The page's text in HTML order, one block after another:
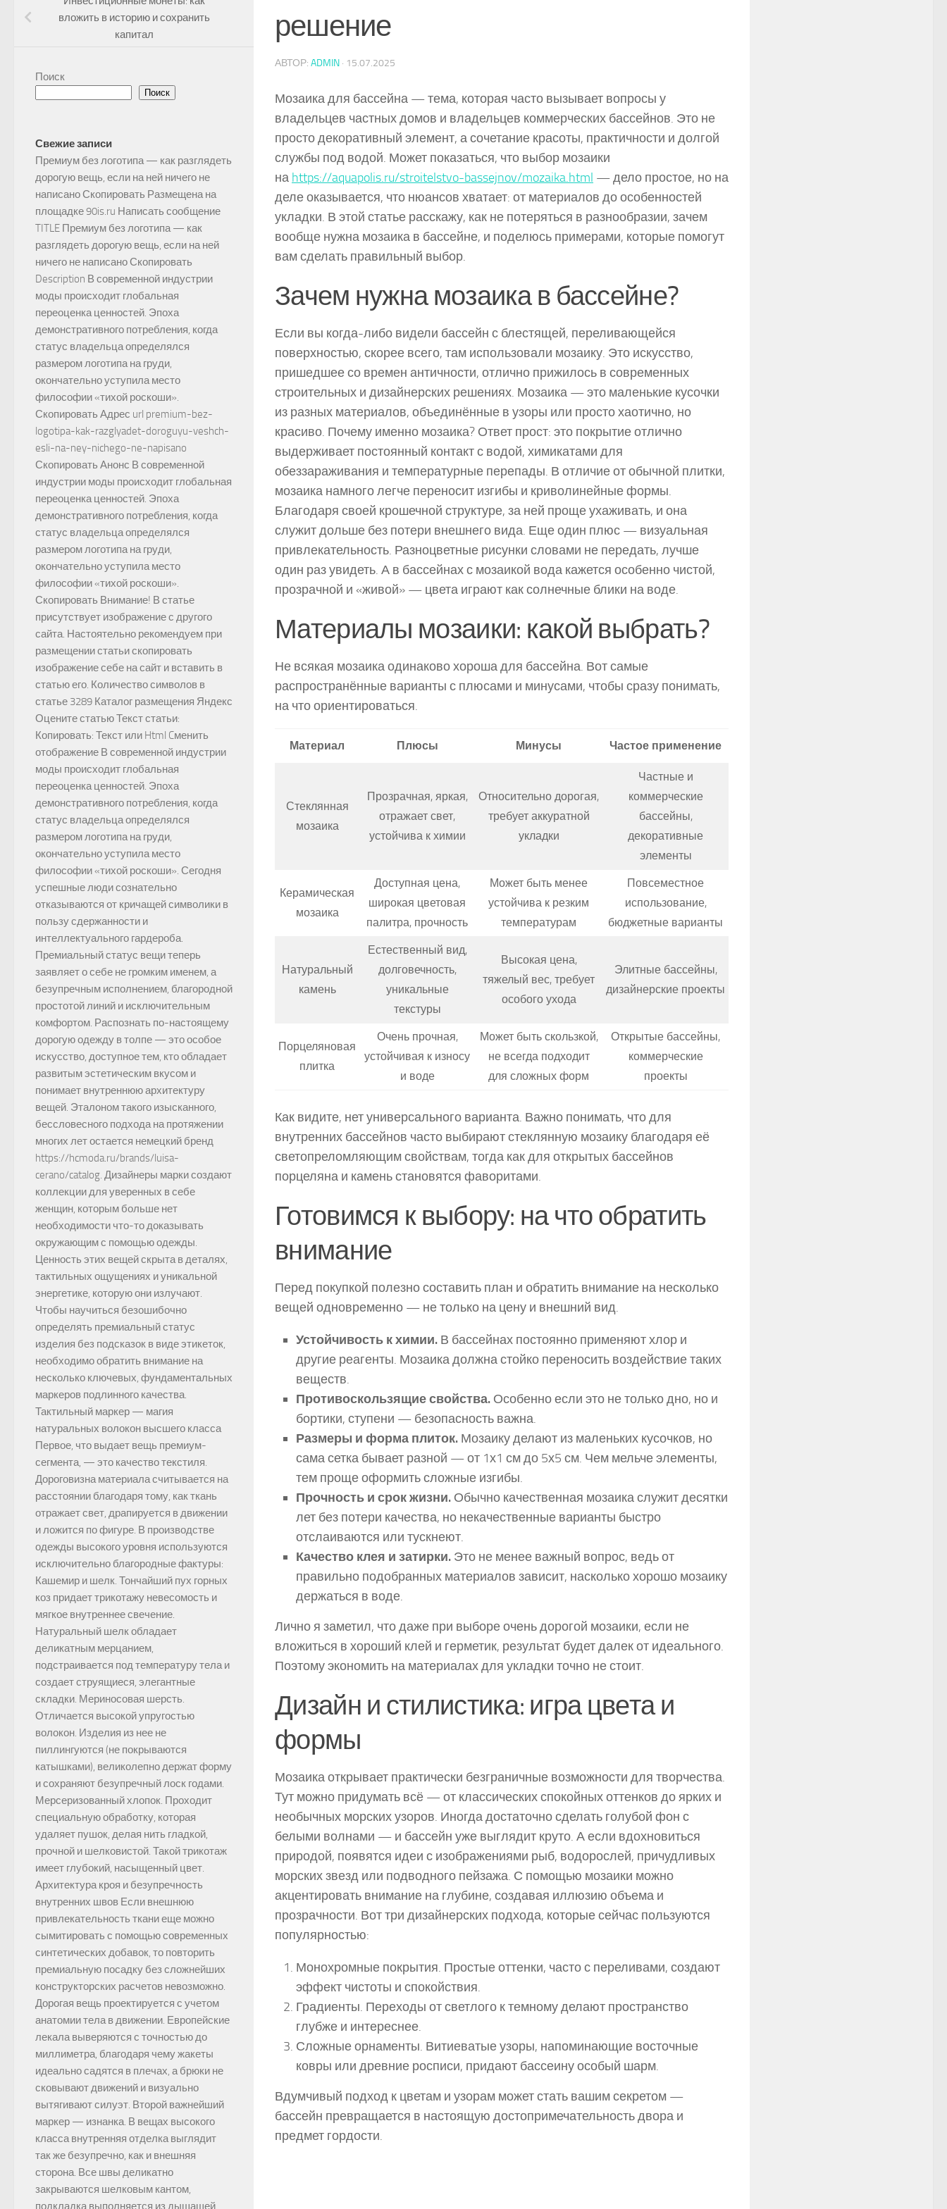
решение
АВТОР: ADMIN · 15.07.2025
Мозаика для бассейна — тема, которая часто вызывает вопросы у
владельцев частных домов и владельцев коммерческих бассейнов. Это не
просто декоративный элемент, а сочетание красоты, практичности и долгой
службы под водой. Может показаться, что выбор мозаики
на https://aquapolis.ru/stroitelstvo-bassejnov/mozaika.html — дело простое, но на
деле оказывается, что нюансов хватает: от материалов до особенностей
укладки. В этой статье расскажу, как не потеряться в разнообразии, зачем
вообще нужна мозаика в бассейне, и поделюсь примерами, которые помогут
вам сделать правильный выбор.
Зачем нужна мозаика в бассейне?
Если вы когда-либо видели бассейн с блестящей, переливающейся
поверхностью, скорее всего, там использовали мозаику. Это искусство,
пришедшее со времен античности, отлично прижилось в современных
строительных и дизайнерских решениях. Мозаика — это маленькие кусочки
из разных материалов, объединённые в узоры или просто хаотично, но
красиво. Почему именно мозаика? Ответ прост: это покрытие отлично
выдерживает постоянный контакт с водой, химикатами для
обеззараживания и температурные перепады. В отличие от обычной плитки,
мозаика намного легче переносит изгибы и криволинейные формы.
Благодаря своей крошечной структуре, за ней проще ухаживать, и она
служит дольше без потери внешнего вида. Еще один плюс — визуальная
привлекательность. Разноцветные рисунки словами не передать, лучше
один раз увидеть. А в бассейнах с мозаикой вода кажется особенно чистой,
прозрачной и «живой» — цвета играют как солнечные блики на воде.
Материалы мозаики: какой выбрать?
Не всякая мозаика одинаково хороша для бассейна. Вот самые
распространённые варианты с плюсами и минусами, чтобы сразу понимать,
на что ориентироваться.
Материал Плюсы Минусы Частое применение
Стеклянная
мозаика
Прозрачная, яркая,
отражает свет,
устойчива к химии
Относительно дорогая,
требует аккуратной
укладки
Частные и
коммерческие
бассейны,
декоративные
элементы
Керамическая
мозаика
Доступная цена,
широкая цветовая
палитра, прочность
Может быть менее
устойчива к резким
температурам
Повсеместное
использование,
бюджетные варианты
Натуральный
камень
Естественный вид,
долговечность,
уникальные
текстуры
Высокая цена,
тяжелый вес, требует
особого ухода
Элитные бассейны,
дизайнерские проекты
Порцеляновая
плитка
Очень прочная,
устойчивая к износу
и воде
Может быть скользкой,
не всегда подходит
для сложных форм
Открытые бассейны,
коммерческие
проекты
Как видите, нет универсального варианта. Важно понимать, что для
внутренних бассейнов часто выбирают стеклянную мозаику благодаря её
светопреломляющим свойствам, тогда как для открытых бассейнов
порцеляна и камень становятся фаворитами.
Готовимся к выбору: на что обратить
внимание
Перед покупкой полезно составить план и обратить внимание на несколько
вещей одновременно — не только на цену и внешний вид.
Устойчивость к химии. В бассейнах постоянно применяют хлор и
другие реагенты. Мозаика должна стойко переносить воздействие таких
веществ.
Противоскользящие свойства. Особенно если это не только дно, но и
бортики, ступени — безопасность важна.
Размеры и форма плиток. Мозаику делают из маленьких кусочков, но
сама сетка бывает разной — от 1х1 см до 5х5 см. Чем мельче элементы,
тем проще оформить сложные изгибы.
Прочность и срок жизни. Обычно качественная мозаика служит десятки
лет без потери качества, но некачественные варианты быстро
отслаиваются или тускнеют.
Качество клея и затирки. Это не менее важный вопрос, ведь от
правильно подобранных материалов зависит, насколько хорошо мозаику
держаться в воде.
Лично я заметил, что даже при выборе очень дорогой мозаики, если не
вложиться в хороший клей и герметик, результат будет далек от идеального.
Поэтому экономить на материалах для укладки точно не стоит.
Дизайн и стилистика: игра цвета и
формы
Мозаика открывает практически безграничные возможности для творчества.
Тут можно придумать всё — от классических спокойных оттенков до ярких и
необычных морских узоров. Иногда достаточно сделать голубой фон с
белыми волнами — и бассейн уже выглядит круто. А если вдохновиться
природой, появятся идеи с изображениями рыб, водорослей, причудливых
морских звезд или подводного пейзажа. С помощью мозаики можно
акцентировать внимание на глубине, создавая иллюзию объема и
прозрачности. Вот три дизайнерских подхода, которые сейчас пользуются
популярностью:
Монохромные покрытия. Простые оттенки, часто с переливами, создают
эффект чистоты и спокойствия.
Градиенты. Переходы от светлого к темному делают пространство
глубже и интереснее.
Сложные орнаменты. Витиеватые узоры, напоминающие восточные
ковры или древние росписи, придают бассеину особый шарм.
Вдумчивый подход к цветам и узорам может стать вашим секретом —
бассейн превращается в настоящую достопримечательность двора и
предмет гордости.
вложить в историю и сохранить
капитал
Поиск
Поиск
Свежие записи
Премиум без логотипа — как разглядеть
дорогую вещь, если на ней ничего не
написано Скопировать Размещена на
площадке 90is.ru Написать сообщение
TITLE Премиум без логотипа — как
разглядеть дорогую вещь, если на ней
ничего не написано Скопировать
Description В современной индустрии
моды происходит глобальная
переоценка ценностей. Эпоха
демонстративного потребления, когда
статус владельца определялся
размером логотипа на груди,
окончательно уступила место
философии «тихой роскоши».
Скопировать Адрес url premium-bez-
logotipa-kak-razglyadet-doroguyu-veshch-
esli-na-ney-nichego-ne-napisano
Скопировать Анонс В современной
индустрии моды происходит глобальная
переоценка ценностей. Эпоха
демонстративного потребления, когда
статус владельца определялся
размером логотипа на груди,
окончательно уступила место
философии «тихой роскоши».
Скопировать Внимание! В статье
присутствует изображение с другого
сайта. Настоятельно рекомендуем при
размещении статьи скопировать
изображение себе на сайт и вставить в
статью его. Количество символов в
статье 3289 Каталог размещения Яндекс
Оцените статью Текст статьи:
Копировать: Текст или Html Cменить
отображение В современной индустрии
моды происходит глобальная
переоценка ценностей. Эпоха
демонстративного потребления, когда
статус владельца определялся
размером логотипа на груди,
окончательно уступила место
философии «тихой роскоши». Сегодня
успешные люди сознательно
отказываются от кричащей символики в
пользу сдержанности и
интеллектуального гардероба.
Премиальный статус вещи теперь
заявляет о себе не громким именем, а
безупречным исполнением, благородной
простотой линий и исключительным
комфортом. Распознать по-настоящему
дорогую одежду в толпе — это особое
искусство, доступное тем, кто обладает
развитым эстетическим вкусом и
понимает внутреннюю архитектуру
вещей. Эталоном такого изысканного,
бессловесного подхода на протяжении
многих лет остается немецкий бренд
https://hcmoda.ru/brands/luisa-
cerano/catalog. Дизайнеры марки создают
коллекции для уверенных в себе
женщин, которым больше нет
необходимости что-то доказывать
окружающим с помощью одежды.
Ценность этих вещей скрыта в деталях,
тактильных ощущениях и уникальной
энергетике, которую они излучают.
Чтобы научиться безошибочно
определять премиальный статус
изделия без подсказок в виде этикеток,
необходимо обратить внимание на
несколько ключевых, фундаментальных
маркеров подлинного качества.
Тактильный маркер — магия
натуральных волокон высшего класса
Первое, что выдает вещь премиум-
сегмента, — это качество текстиля.
Дороговизна материала считывается на
расстоянии благодаря тому, как ткань
отражает свет, драпируется в движении
и ложится по фигуре. В производстве
одежды высокого уровня используются
исключительно благородные фактуры:
Кашемир и шелк. Тончайший пух горных
коз придает трикотажу невесомость и
мягкое внутреннее свечение.
Натуральный шелк обладает
деликатным мерцанием,
подстраивается под температуру тела и
создает струящиеся, элегантные
складки. Мериносовая шерсть.
Отличается высокой упругостью
волокон. Изделия из нее не
пиллингуются (не покрываются
катышками), великолепно держат форму
и сохраняют безупречный лоск годами.
Мерсеризованный хлопок. Проходит
специальную обработку, которая
удаляет пушок, делая нить гладкой,
прочной и шелковистой. Такой трикотаж
имеет глубокий, насыщенный цвет.
Архитектура кроя и безупречность
внутренних швов Если внешнюю
привлекательность ткани еще можно
сымитировать с помощью современных
синтетических добавок, то повторить
премиальную посадку без сложнейших
конструкторских расчетов невозможно.
Дорогая вещь проектируется с учетом
анатомии тела в движении. Европейские
лекала выверяются с точностью до
миллиметра, благодаря чему жакеты
идеально садятся в плечах, а брюки не
сковывают движений и визуально
вытягивают силуэт. Второй важнейший
маркер — изнанка. В вещах высокого
класса внутренняя отделка выглядит
так же безупречно, как и внешняя
сторона. Все швы деликатно
закрываются шелковым кантом,
подкладка выполняется из дышащей